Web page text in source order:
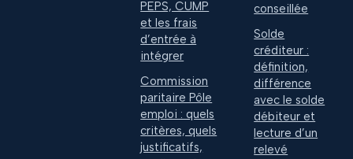
PEPS, CUMP
et les frais
d’entrée à
intégrer
Commission
paritaire Pôle
emploi : quels
critères, quels
justificatifs,
conseillée
Solde
créditeur :
définition,
différence
avec le solde
débiteur et
lecture d’un
relevé